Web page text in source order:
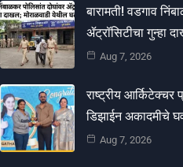
बारामती! वडगाव
ॲट्रॉसिटीचा गुन्हा
Aug 7, 2026
राष्ट्रीय आर्किटेक्चर
डिझाईन अकादमीचे
Aug 7, 2026